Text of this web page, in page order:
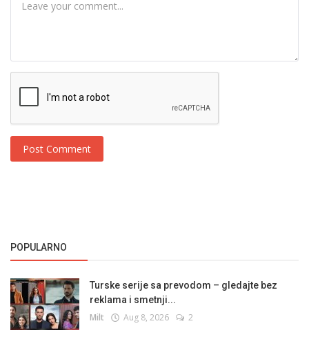
Post Comment
POPULARNO
Turske serije sa prevodom – gledajte bez
reklama i smetnji...
Milt Aug 8, 2026 2